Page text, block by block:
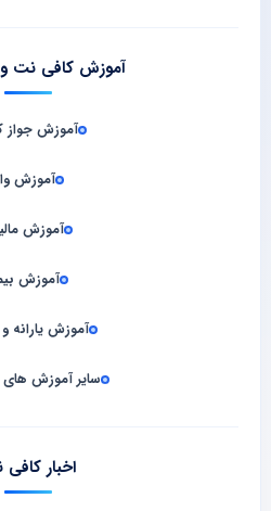
آموزش کافی نت و
آموزش
آموزش
آموزش
آموزش
آموزش یارانه و
سایر آموزش
اخبار